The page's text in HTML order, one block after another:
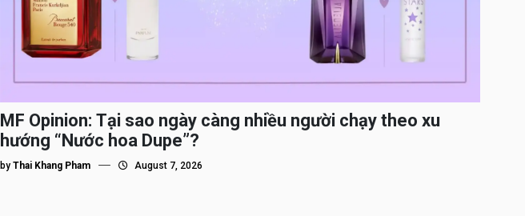
MF Opinion: Tại sao ngày càng nhiều người chạy theo xu
hướng “Nước hoa Dupe”?
by Thai Khang Pham August 7, 2026